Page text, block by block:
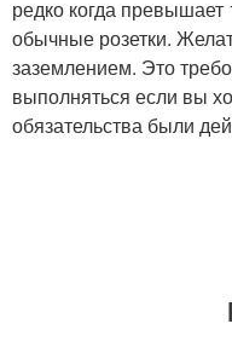
Вытяжки без отвода
редко когда
обычные розетки.
заземлением. Это
выполняться если вы
обязательства были